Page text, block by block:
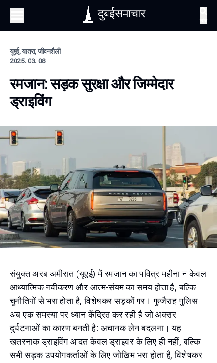
दुबईसमाचार
यूएई, यात्रा, जीवनशैली
2025. 03. 08
रमजान: सड़क सुरक्षा और जिम्मेदार
ड्राइविंग
संयुक्त अरब अमीरात (यूएई) में रमजान का पवित्र महीना न केवल
आध्यात्मिक नवीकरण और आत्म-संयम का समय होता है, बल्कि
चुनौतियों से भरा होता है, विशेषकर सड़कों पर। फुजैराह पुलिस
अब एक समस्या पर ध्यान केंद्रित कर रही है जो अक्सर
दुर्घटनाओं का कारण बनती है: अचानक लेन बदलना। यह
खतरनाक ड्राइविंग आदत केवल ड्राइवर के लिए ही नहीं, बल्कि
सभी सड़क उपयोगकर्ताओं के लिए जोखिम भरा होता है, विशेषकर